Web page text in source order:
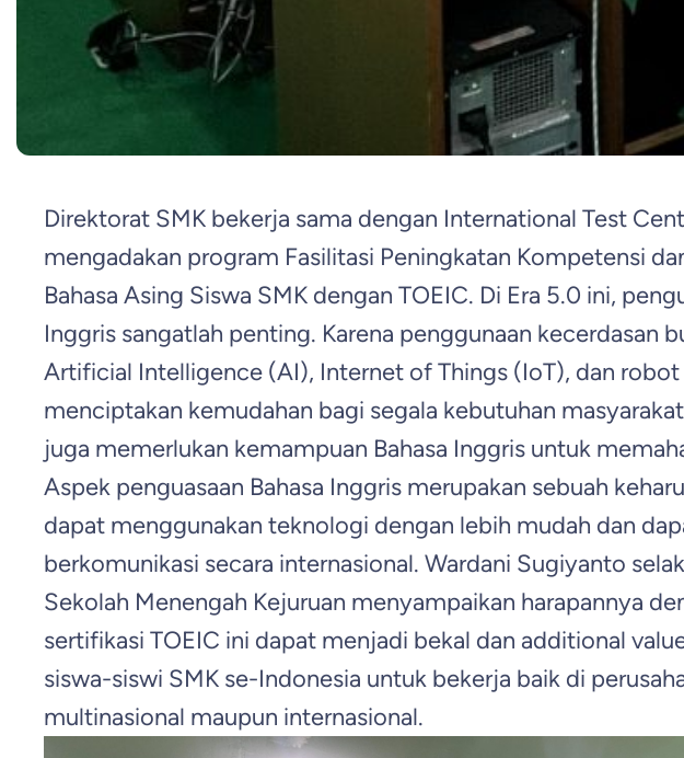
Direktorat SMK bekerja sama dengan International Test
mengadakan program Fasilitasi Peningkatan Kompetensi
Bahasa Asing Siswa SMK dengan TOEIC. Di Era 5.0 ini,
Inggris sangatlah penting. Karena penggunaan kecerdasan
Artificial Intelligence (AI), Internet of Things (IoT), dan robot
menciptakan kemudahan bagi segala kebutuhan
juga memerlukan kemampuan Bahasa Inggris untuk
Aspek penguasaan Bahasa Inggris merupakan sebuah
dapat menggunakan teknologi dengan lebih mudah dan
berkomunikasi secara internasional. Wardani Sugiyanto
Sekolah Menengah Kejuruan menyampaikan harapannya
sertifikasi TOEIC ini dapat menjadi bekal dan additional
siswa-siswi SMK se-Indonesia untuk bekerja baik di
multinasional maupun internasional.